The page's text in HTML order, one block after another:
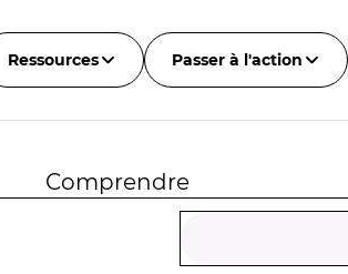
Ressources Passer à l'action
Comprendre